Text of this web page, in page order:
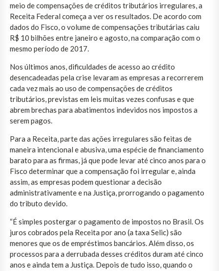
meio de compensações de créditos tributários irregulares, a
Receita Federal começa a ver os resultados. De acordo com
dados do Fisco, o volume de compensações tributárias caiu
R$ 10 bilhões entre janeiro e agosto, na comparação com o
mesmo período de 2017.
Nos últimos anos, dificuldades de acesso ao crédito
desencadeadas pela crise levaram as empresas a recorrerem
cada vez mais ao uso de compensações de créditos
tributários, previstas em leis muitas vezes confusas e que
abrem brechas para abatimentos indevidos nos impostos a
serem pagos.
Para a Receita, parte das ações irregulares são feitas de
maneira intencional e abusiva, uma espécie de financiamento
barato para as firmas, já que pode levar até cinco anos para o
Fisco determinar que a compensação foi irregular e, ainda
assim, as empresas podem questionar a decisão
administrativamente e na Justiça, prorrogando o pagamento
do tributo devido.
“É simples postergar o pagamento de impostos no Brasil. Os
juros cobrados pela Receita por ano (a taxa Selic) são
menores que os de empréstimos bancários. Além disso, os
processos para a derrubada desses créditos duram até cinco
anos e ainda tem a Justiça. Depois de tudo isso, quando o